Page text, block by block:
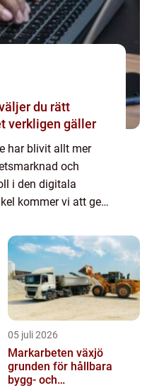
verkligen gäller
har blivit allt mer
och
i den digitala
kommer vi att ge
vilka som är po...
05 juli 2026
Markarbeten växjö
grunden för hållbara
bygg- och